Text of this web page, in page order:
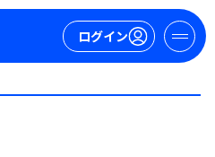
ログイン